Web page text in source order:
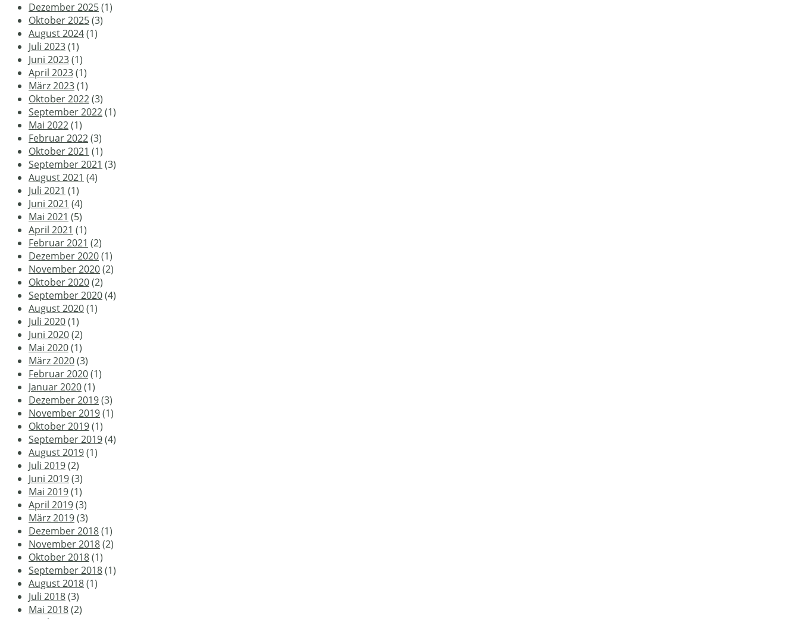
Dezember 2025(1)
Oktober 2025(3)
August 2024(1)
Juli 2023(1)
Juni 2023(1)
April 2023(1)
März 2023(1)
Oktober 2022(3)
September 2022(1)
Mai 2022(1)
Februar 2022(3)
Oktober 2021 (1)
September 2021 (3)
August 2021 (4)
Juli 2021 (1)
Juni 2021 (4)
Mai 2021 (5)
April 2021 (1)
Februar 2021 (2)
Dezember 2020(1)
November 2020(2)
Oktober 2020(2)
September 2020(4)
August 2020(1)
Juli 2020(1)
Juni 2020(2)
Mai 2020(1)
März 2020(3)
Februar 2020(1)
Januar 2020(1)
Dezember 2019(3)
November 2019(1)
Oktober 2019(1)
September 2019(4)
August 2019(1)
Juli 2019(2)
Juni 2019(3)
Mai 2019(1)
April 2019(3)
März 2019(3)
Dezember 2018(1)
November 2018(2)
Oktober 2018(1)
September 2018(1)
August 2018(1)
Juli 2018(3)
Mai 2018(2)